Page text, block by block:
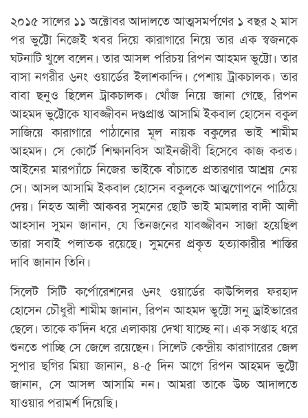
২০১৫ সালের ১১ অক্টোবর আদালতে আত্মসমর্পণের ১ বছর ২ মাস
পর ভুট্টো নিজেই খবর দিয়ে কারাগারে নিয়ে তার এক স্বজনকে
ঘটনাটি খুলে বলেন। তার আসল পরিচয় রিপন আহমদ ভুট্টো। তার
বাসা নগরীর ৬নং ওয়ার্ডের ইলাশকান্দি। পেশায় ট্রাকচালক। তার
বাবা ছনুও ছিলেন ট্রাকচালক। খোঁজ নিয়ে জানা গেছে, রিপন
আহমদ ভুট্টোকে যাবজ্জীবন দণ্ডপ্রাপ্ত আসামি ইকবাল হোসেন বকুল
সাজিয়ে কারাগারে পাঠানোর মূল নায়ক বকুলের ভাই শামীম
আহমদ। সে কোর্টে শিক্ষানবিস আইনজীবী হিসেবে কাজ করত।
আইনের মারপ্যাঁচে নিজের ভাইকে বাঁচাতে প্রতারণার আশ্রয় নেয়
সে। আসল আসামি ইকবাল হোসেন বকুলকে আত্মগোপনে পাঠিয়ে
দেয়। নিহত আলী আকবর সুমনের ছোট ভাই মামলার বাদী আলী
আহসান সুমন জানান, যে তিনজনের যাবজ্জীবন সাজা হয়েছিল
তারা সবাই পলাতক রয়েছে। সুমনের প্রকৃত হত্যাকারীর শাস্তির
দাবি জানান তিনি।
সিলেট সিটি কর্পোরেশনের ৬নং ওয়ার্ডের কাউন্সিলর ফরহাদ
হোসেন চৌধুরী শামীম জানান, রিপন আহমদ ভুট্টো সনু ড্রাইভারের
ছেলে। তাকে ক’দিন ধরে এলাকায় দেখা যাচ্ছে না। এক সপ্তাহ ধরে
শুনতে পাচ্ছি সে জেলে রয়েছেন। সিলেট কেন্দ্রীয় কারাগারের জেল
সুপার ছগির মিয়া জানান, ৪-৫ দিন আগে রিপন আহমদ ভুট্টো
জানান, সে আসল আসামি নন। আমরা তাকে উচ্চ আদালতে
যাওয়ার পরামর্শ দিয়েছি।